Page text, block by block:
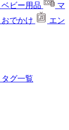
ベビー用品
マ
おでかけ
エン
タグ一覧